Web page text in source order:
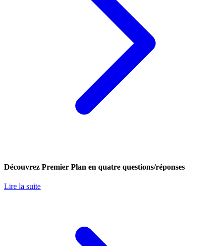
Découvrez Premier Plan en quatre questions/réponses
Lire la suite